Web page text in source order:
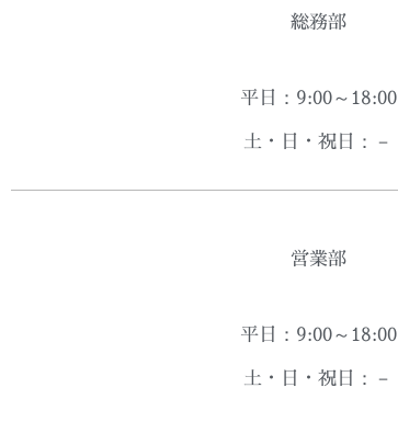
総務部
平日：9:00～18:00
土・日・祝日：－
営業部
平日：9:00～18:00
土・日・祝日：－